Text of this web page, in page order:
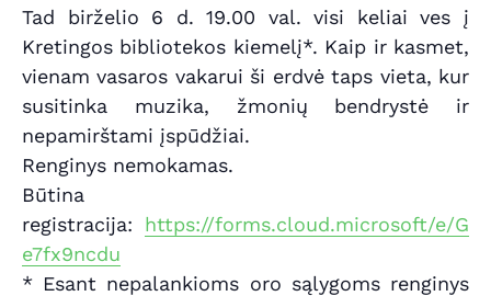
Tad birželio 6 d. 19.00 val. visi keliai ves į
Kretingos bibliotekos kiemelį*. Kaip ir kasmet,
vienam vasaros vakarui ši erdvė taps vieta, kur
susitinka muzika, žmonių bendrystė ir
nepamirštami įspūdžiai.
Renginys nemokamas.
Būtina
registracija: https://forms.cloud.microsoft/e/G
e7fx9ncdu
* Esant nepalankioms oro sąlygoms renginys